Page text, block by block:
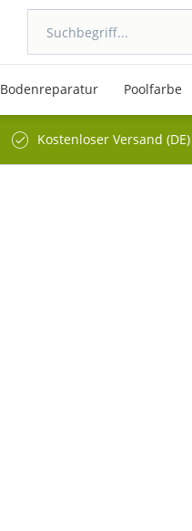
Bodenreparatur Poolfarbe
Kostenloser Versand (DE)